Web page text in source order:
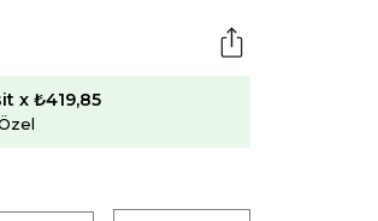
x ₺419,85